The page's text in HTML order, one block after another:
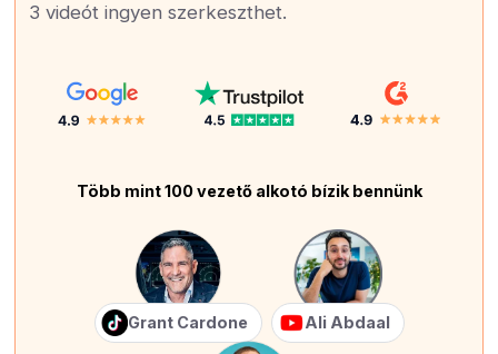
3 videót ingyen szerkeszthet.
Több mint 100 vezető alkotó bízik bennünk
Grant Cardone Ali Abdaal